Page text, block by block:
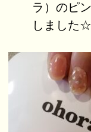
ラ）のピ
しました☆